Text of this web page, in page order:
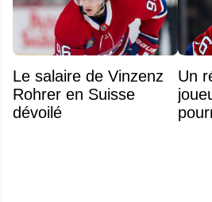
Le salaire de Vinzenz
Rohrer en Suisse
dévoilé
Un